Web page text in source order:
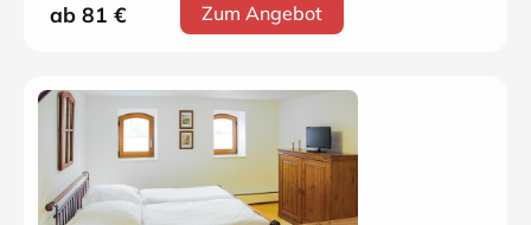
ab 81 € Zum Angebot